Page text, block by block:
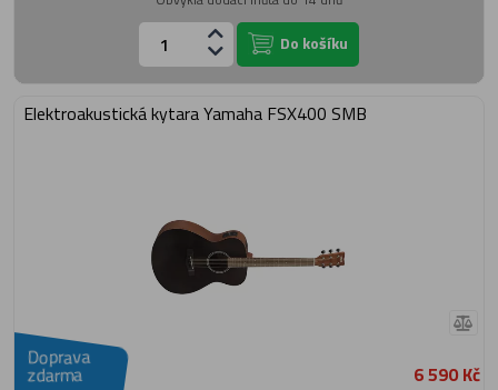
Do košíku
Elektroakustická kytara Yamaha FSX400 SMB
Doprava
zdarma 6 590 Kč